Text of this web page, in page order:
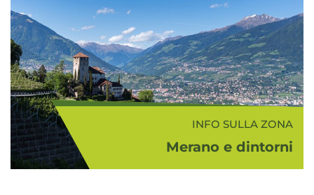
Certosa degli Angeli, un monastero
di Certosini fondato qui nel 1300; il
complesso and&og...
INFO SULLA ZONA
Merano e dintorni